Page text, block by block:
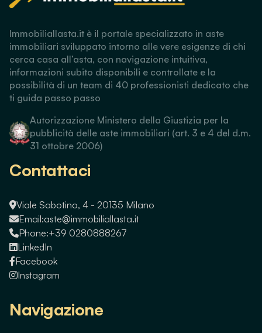
Immobiliallasta.it è il portale specializzato in aste
immobiliari sviluppato intorno alle vere esigenze di chi
cerca casa all’asta, con navigazione intuitiva,
informazioni subito disponibili e controllate e la
possibilità di un team di 40 professionisti dedicato che
ti guida passo passo
Autorizzazione Ministero della Giustizia per la
pubblicità delle aste immobiliari (art. 3 e 4 del d.m.
31 ottobre 2006)
Contattaci
Viale Sabotino, 4 - 20135 Milano
Email:aste@immobiliallasta.it
Phone:+39 0280888267
LinkedIn
Facebook
Instagram
Navigazione